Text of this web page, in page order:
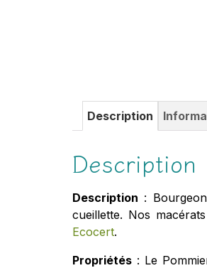
Description
Description
Description :
cueillette. Nos
Ecocert.
Propriétés : Le